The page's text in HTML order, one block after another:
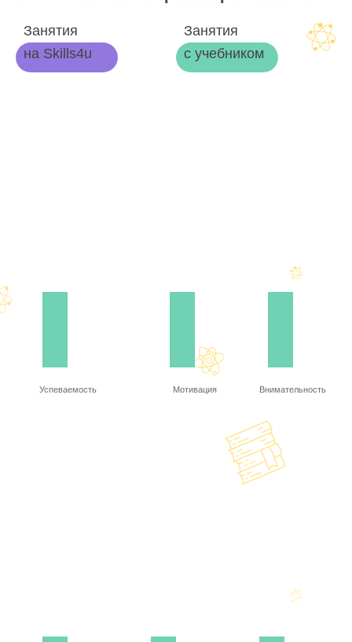
Занятия
на Skills4u
Занятия
с учебником
Успеваемость Мотивация Внимательность